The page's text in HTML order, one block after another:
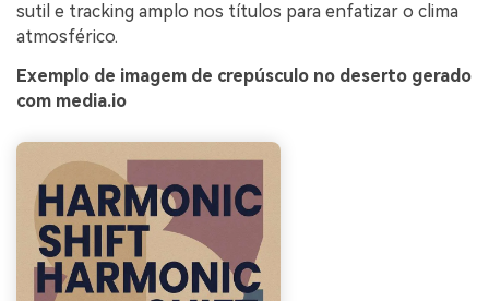
sutil e tracking amplo nos títulos para enfatizar o clima
atmosférico.
Exemplo de imagem de crepúsculo no deserto gerado
com media.io